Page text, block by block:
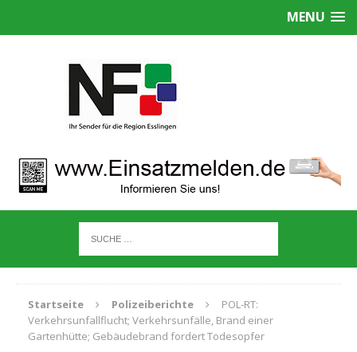
MENU
Startseite Polizeiberichte
POL-RT:
Verkehrsunfallflucht; Verkehrsunfälle, Brand einer
Gartenhütte; Gebäudebrand fordert Todesopfer